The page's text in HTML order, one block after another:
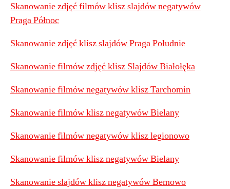
Skanowanie zdjęć filmów klisz slajdów negatywów
Praga Północ
Skanowanie zdjęć klisz slajdów Praga Południe
Skanowanie filmów zdjęć klisz Slajdów Białołęka
Skanowanie filmów negatywów klisz Tarchomin
Skanowanie filmów klisz negatywów Bielany
Skanowanie filmów negatywów klisz legionowo
Skanowanie filmów klisz negatywów Bielany
Skanowanie slajdów klisz negatywów Bemowo